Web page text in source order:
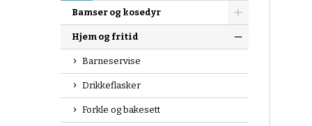
Bamser og kosedyr
Hjem og fritid
Barneservise
Drikkeflasker
Forkle og bakesett